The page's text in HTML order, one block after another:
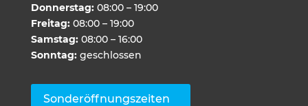
Donnerstag: 08:00 – 19:00
Freitag: 08:00 – 19:00
Samstag: 08:00 – 16:00
Sonntag: geschlossen
Sonderöffnungszeiten